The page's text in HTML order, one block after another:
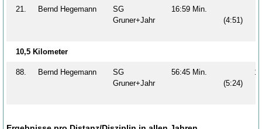
21. Bernd Hegemann
SG
Gruner+Jahr
16:59 Min.
(4:51)
10,5 Kilometer
88. Bernd Hegemann
SG
Gruner+Jahr
56:45 Min.
(5:24)